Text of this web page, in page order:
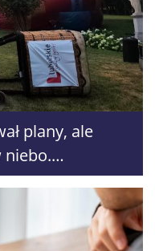
plany, ale
niebo.
przed